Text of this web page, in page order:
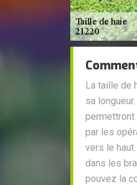
La taille de
sa
permettront
par les
vers le
dans les
pouvez la